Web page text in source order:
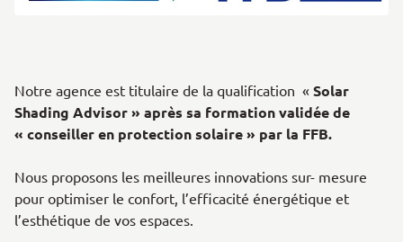
Notre agence est titulaire de la qualification « Solar
Shading Advisor » après sa formation validée de
« conseiller en protection solaire » par la FFB.
Nous proposons les meilleures innovations sur- mesure
pour optimiser le confort, l’efficacité énergétique et
l’esthétique de vos espaces.